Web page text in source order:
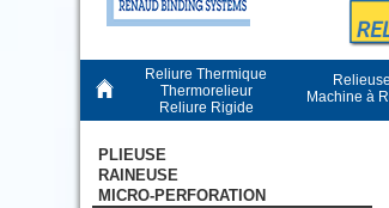
Reliure Thermique
Thermorelieur
Reliure Rigide
Relieuse
Machine à
PLIEUSE
RAINEUSE
MICRO-PERFORATION